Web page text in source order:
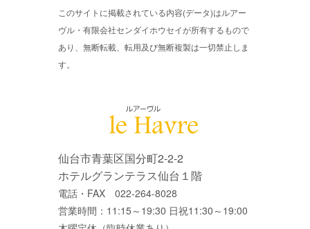
このサイトに掲載されている内容(データ)はルアー
ヴル・有限会社センダイホウセイが所有するもので
あり、無断転載、転用及び無断複製は一切禁止しま
す。
仙台市青葉区国分町2-2-2
ホテルグランテラス仙台１階
電話・FAX 022-264-8028
営業時間：11:15～19:30 日祝11:30～19:00